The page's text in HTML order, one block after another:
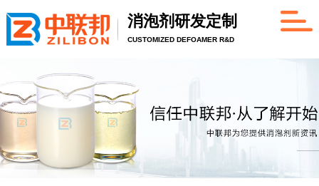
消泡剂研发定制
CUSTOMIZED DEFOAMER R&D